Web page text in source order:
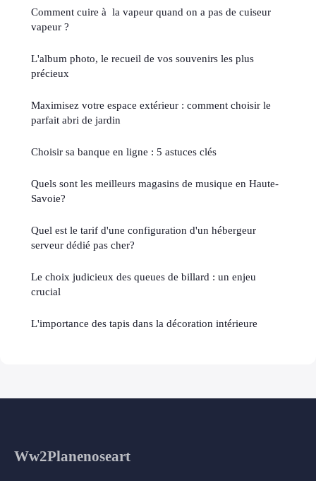
Comment cuire à la vapeur quand on a pas de cuiseur
vapeur ?
L'album photo, le recueil de vos souvenirs les plus
précieux
Maximisez votre espace extérieur : comment choisir le
parfait abri de jardin
Choisir sa banque en ligne : 5 astuces clés
Quels sont les meilleurs magasins de musique en Haute-
Savoie?
Quel est le tarif d'une configuration d'un hébergeur
serveur dédié pas cher?
Le choix judicieux des queues de billard : un enjeu
crucial
L'importance des tapis dans la décoration intérieure
Ww2Planenoseart